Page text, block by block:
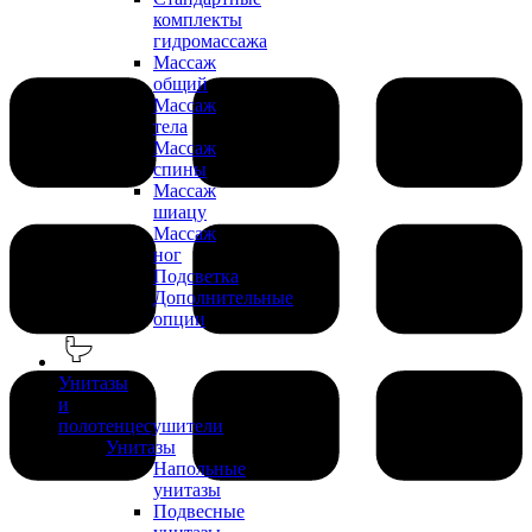
комплекты
гидромассажа
Массаж
общий
Массаж
тела
Массаж
спины
Массаж
шиацу
Массаж
ног
Подсветка
Дополнительные
опции
Унитазы
и
полотенцесушители
Унитазы
Напольные
унитазы
Подвесные